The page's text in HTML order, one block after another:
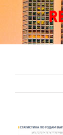
content
View